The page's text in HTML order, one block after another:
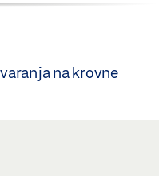
na krovne